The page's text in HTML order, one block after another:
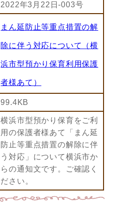
2022年3月22日-003号
まん延防止等重点措置の解
除に伴う対応について（横
浜市型預かり保育利用保護
者様あて）
99.4KB
横浜市型預かり保育をご利
用の保護者様あて「まん延
防止等重点措置の解除に伴
う対応」について横浜市か
らの通知文です。ご確認く
ださい。